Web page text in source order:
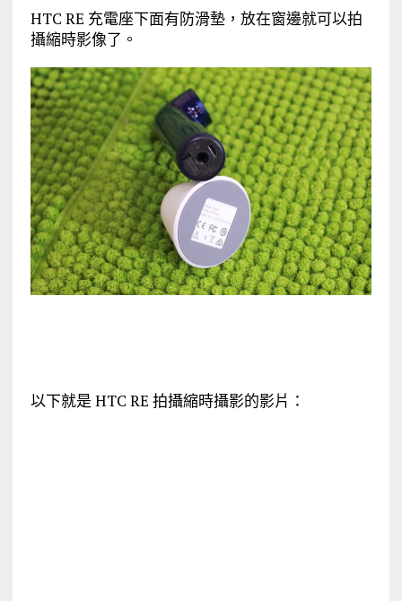
HTC RE 充電座下面有防滑墊，放在窗邊就可以拍
攝縮時影像了。
以下就是 HTC RE 拍攝縮時攝影的影片：